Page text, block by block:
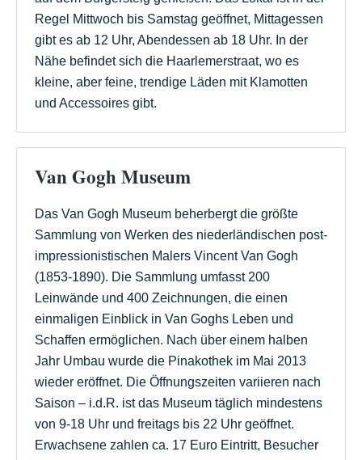
Regel Mittwoch bis Samstag geöffnet, Mittagessen
gibt es ab 12 Uhr, Abendessen ab 18 Uhr. In der
Nähe befindet sich die Haarlemerstraat, wo es
kleine, aber feine, trendige Läden mit Klamotten
und Accessoires gibt.
Van Gogh Museum
Das Van Gogh Museum beherbergt die größte
Sammlung von Werken des niederländischen post-
impressionistischen Malers Vincent Van Gogh
(1853-1890). Die Sammlung umfasst 200
Leinwände und 400 Zeichnungen, die einen
einmaligen Einblick in Van Goghs Leben und
Schaffen ermöglichen. Nach über einem halben
Jahr Umbau wurde die Pinakothek im Mai 2013
wieder eröffnet. Die Öffnungszeiten variieren nach
Saison – i.d.R. ist das Museum täglich mindestens
von 9-18 Uhr und freitags bis 22 Uhr geöffnet.
Erwachsene zahlen ca. 17 Euro Eintritt, Besucher